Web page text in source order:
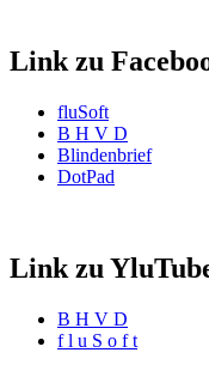
Link zu
fluSoft
B H V D
Blindenbrief
DotPad
Link zu
B H V D
f l u S o f t